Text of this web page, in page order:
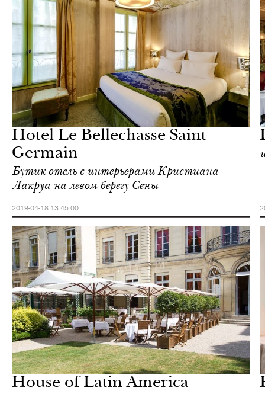
Hotel Le Bellechasse Saint-
Germain
Бутик-отель с интерьерами Кристиана
Лакруа на левом берегу Сены
2019-04-18 13:45:00
House of Latin America